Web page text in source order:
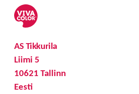
AS Tikkurila
Liimi 5
10621 Tallinn
Eesti